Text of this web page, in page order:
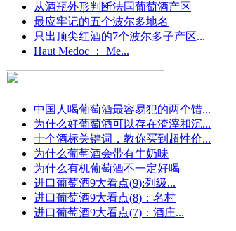
从酒瓶外形判断法国葡萄酒产区
最应牢记的五个波尔多地名
只出顶尖红酒的7个波尔多子产区...
Haut Medoc ： Me...
中国人喝葡萄酒最容易犯的两个错...
为什么好葡萄酒可以存在渣滓和沉...
十个酒标关键词，教你买到超性价...
为什么葡萄酒会带有牛奶味
为什么有机葡萄酒不一定好喝
进口葡萄酒9大看点(9):列级...
进口葡萄酒9大看点(8)：名村
进口葡萄酒9大看点(7)：酒庄...